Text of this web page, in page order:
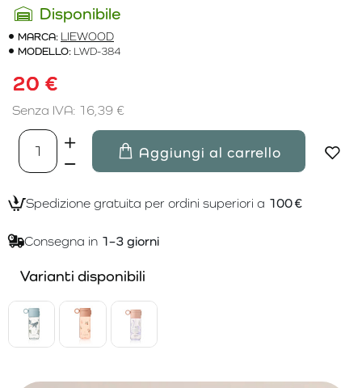
Disponibile
MARCA: LIEWOOD
MODELLO: LWD-384
20 €
Senza IVA: 16,39 €
Aggiungi al carrello
Spedizione gratuita per ordini superiori a 100 €
Consegna in 1–3 giorni
Varianti disponibili